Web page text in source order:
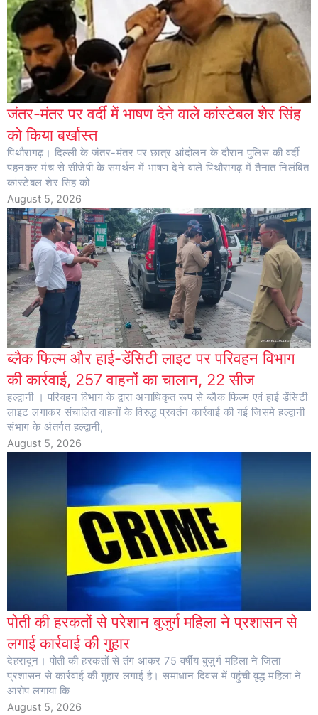
जंतर-मंतर पर वर्दी में भाषण देने वाले कांस्टेबल शेर सिंह
को किया बर्खास्त
पिथौरागढ़। दिल्ली के जंतर-मंतर पर छात्र आंदोलन के दौरान पुलिस की वर्दी
पहनकर मंच से सीजेपी के समर्थन में भाषण देने वाले पिथौरागढ़ में तैनात निलंबित
कांस्टेबल शेर सिंह को
August 5, 2026
ब्लैक फिल्म और हाई-डेंसिटी लाइट पर परिवहन विभाग
की कार्रवाई, 257 वाहनों का चालान, 22 सीज
हल्द्वानी । परिवहन विभाग के द्वारा अनाधिकृत रूप से ब्लैक फिल्म एवं हाई डेंसिटी
लाइट लगाकर संचालित वाहनों के विरुद्ध प्रवर्तन कार्रवाई की गई जिसमे हल्द्वानी
संभाग के अंतर्गत हल्द्वानी,
August 5, 2026
पोती की हरकतों से परेशान बुजुर्ग महिला ने प्रशासन से
लगाई कार्रवाई की गुहार
देहरादून। पोती की हरकतों से तंग आकर 75 वर्षीय बुजुर्ग महिला ने जिला
प्रशासन से कार्रवाई की गुहार लगाई है। समाधान दिवस में पहुंची वृद्ध महिला ने
आरोप लगाया कि
August 5, 2026